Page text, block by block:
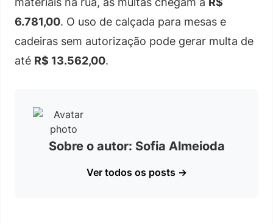
6.781,00. O uso de calçada para mesas e
cadeiras sem autorização pode gerar multa de
até R$ 13.562,00.
Sobre o autor: Sofia Almeioda
Ver todos os posts →